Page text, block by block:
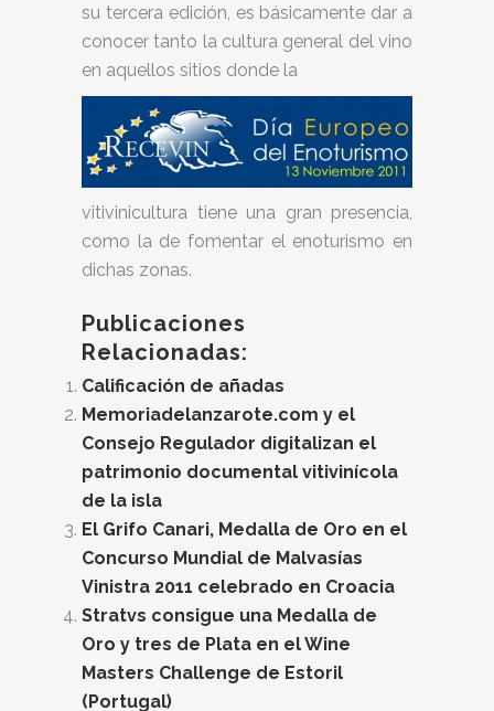
su tercera edición, es básicamente dar a
conocer tanto la cultura general del vino
en aquellos sitios donde la
vitivinicultura tiene una gran presencia,
como la de fomentar el enoturismo en
dichas zonas.
Publicaciones
Relacionadas:
Calificación de añadas
Memoriadelanzarote.com y el
Consejo Regulador digitalizan el
patrimonio documental vitivinícola
de la isla
El Grifo Canari, Medalla de Oro en el
Concurso Mundial de Malvasías
Vinistra 2011 celebrado en Croacia
Stratvs consigue una Medalla de
Oro y tres de Plata en el Wine
Masters Challenge de Estoril
(Portugal)